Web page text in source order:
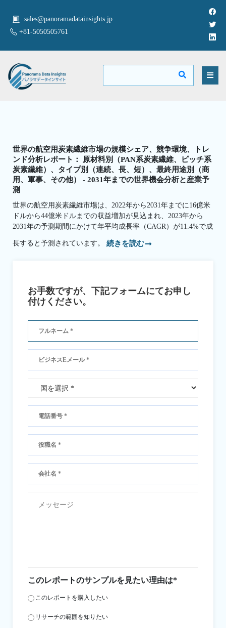
sales@panoramadatainsights.jp
+81-5050505761
世界の航空用炭素繊維市場の規模シェア、競争環境、トレ
ンド分析レポート： 原材料別（PAN系炭素繊維、ピッチ系
炭素繊維）、タイプ別（連続、長、短）、最終用途別（商
用、軍事、その他） - 2031年までの世界機会分析と産業予
測
世界の航空用炭素繊維市場は、2022年から2031年までに16億米
ドルから44億米ドルまでの収益増加が見込まれ、2023年から
2031年の予測期間にかけて年平均成長率（CAGR）が11.4%で成
長すると予測されています。 続きを読む
お手数ですが、下記フォームにてお申し
付けください。
このレポートのサンプルを見たい理由は*
このレポートを購入したい
リサーチの範囲を知りたい